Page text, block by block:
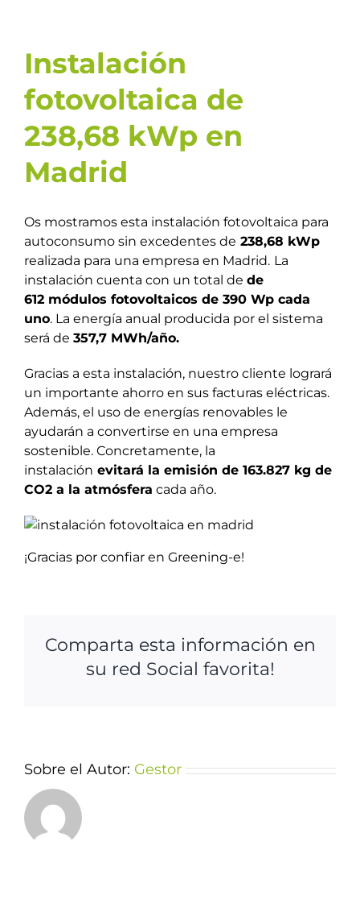
Instalación
fotovoltaica de
238,68 kWp en
Madrid
Os mostramos esta instalación fotovoltaica para
autoconsumo sin excedentes de 238,68 kWp
realizada para una empresa en Madrid. La
instalación cuenta con un total de de
612 módulos fotovoltaicos de 390 Wp cada
uno. La energía anual producida por el sistema
será de 357,7 MWh/año.
Gracias a esta instalación, nuestro cliente logrará
un importante ahorro en sus facturas eléctricas.
Además, el uso de energías renovables le
ayudarán a convertirse en una empresa
sostenible. Concretamente, la
instalación evitará la emisión de 163.827 kg de
CO2 a la atmósfera cada año.
¡Gracias por confiar en Greening-e!
Comparta esta información en
su red Social favorita!
Sobre el Autor: Gestor